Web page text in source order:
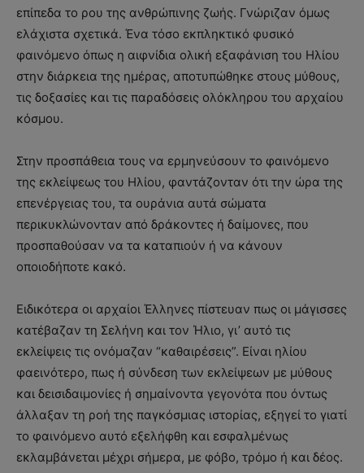
επίπεδα το ρου της ανθρώπινης ζωής. Γνώριζαν όμως
ελάχιστα σχετικά. Ένα τόσο εκπληκτικό φυσικό
φαινόμενο όπως η αιφνίδια ολική εξαφάνιση του Ηλίου
στην διάρκεια της ηµέρας, αποτυπώθηκε στους µύθους,
τις δοξασίες και τις παραδόσεις ολόκληρου του αρχαίου
κόσµου.
Στην προσπάθεια τους να ερμηνεύσουν το φαινόμενο
της εκλείψεως του Ηλίου, φαντάζονταν ότι την ώρα της
επενέργειας του, τα ουράνια αυτά σώματα
περικυκλώνονταν από δράκοντες ή δαίμονες, που
προσπαθούσαν να τα καταπιούν ή να κάνουν
οποιοδήποτε κακό.
Ειδικότερα οι αρχαίοι Έλληνες πίστευαν πως οι μάγισσες
κατέβαζαν τη Σελήνη και τον Ήλιο, γι’ αυτό τις
εκλείψεις τις ονόμαζαν “καθαιρέσεις”. Είναι ηλίου
φαεινότερο, πως ή σύνδεση των εκλείψεων με μύθους
και δεισιδαιμονίες ή σημαίνοντα γεγονότα που όντως
άλλαξαν τη ροή της παγκόσμιας ιστορίας, εξηγεί το γιατί
το φαινόμενο αυτό εξελήφθη και εσφαλμένως
εκλαμβάνεται μέχρι σήμερα, με φόβο, τρόμο ή και δέος.